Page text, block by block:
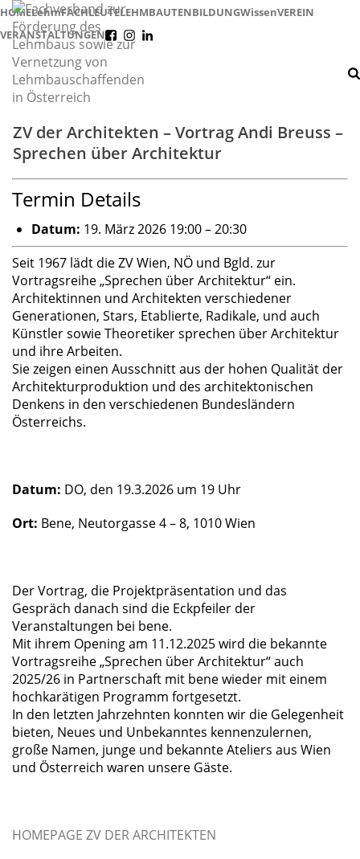
HOMELehmFACHLEUTELEHMBAUTENBILDUNGWissenVEREIN
VERANSTALTUNGEN
ZV der Architekten – Vortrag Andi Breuss –
Sprechen über Architektur
Termin Details
Datum: 19. März 2026 19:00–20:30
Seit 1967 lädt die ZV Wien, NÖ und Bgld. zur
Vortragsreihe „Sprechen über Architektur“ ein.
Architektinnen und Architekten verschiedener
Generationen, Stars, Etablierte, Radikale, und auch
Künstler sowie Theoretiker sprechen über Architektur
und ihre Arbeiten.
Sie zeigen einen Ausschnitt aus der hohen Qualität der
Architekturproduktion und des architektonischen
Denkens in den verschiedenen Bundesländern
Österreichs.
Datum: DO, den 19.3.2026 um 19 Uhr
Ort: Bene, Neutorgasse 4 – 8, 1010 Wien
Der Vortrag, die Projektpräsentation und das
Gespräch danach sind die Eckpfeiler der
Veranstaltungen bei bene.
Mit ihrem Opening am 11.12.2025 wird die bekannte
Vortragsreihe „Sprechen über Architektur“ auch
2025/26 in Partnerschaft mit bene wieder mit einem
hochkarätigen Programm fortgesetzt.
In den letzten Jahrzehnten konnten wir die Gelegenheit
bieten, Neues und Unbekanntes kennenzulernen,
große Namen, junge und bekannte Ateliers aus Wien
und Österreich waren unsere Gäste.
HOMEPAGE ZV DER ARCHITEKTEN